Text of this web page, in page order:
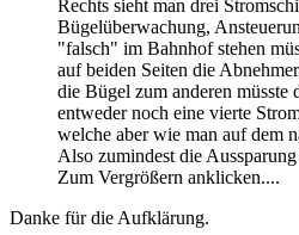
Rechts sieht man drei
Bügelüberwachung,
"falsch" im Bahnhof stehen
auf beiden Seiten die
die Bügel zum anderen müsste
entweder noch eine vierte
welche aber wie man auf dem
Also zumindest die
Zum Vergrößern anklicken....
Danke für die Aufklärung.